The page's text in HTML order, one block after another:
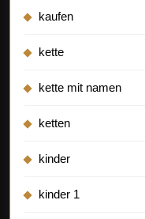
kaufen
kette
kette mit namen
ketten
kinder
kinder 1